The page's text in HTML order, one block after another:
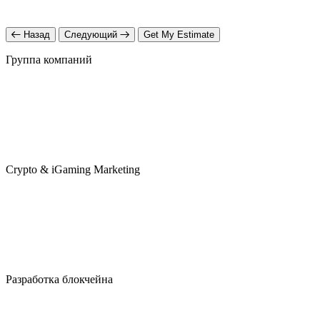
Назад Следующий Get My Estimate
Группа компаний
Crypto & iGaming Marketing
Разработка блокчейна